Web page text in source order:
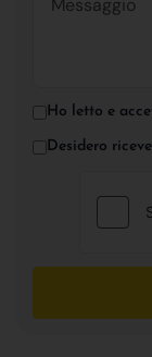
Ho letto e
Desidero